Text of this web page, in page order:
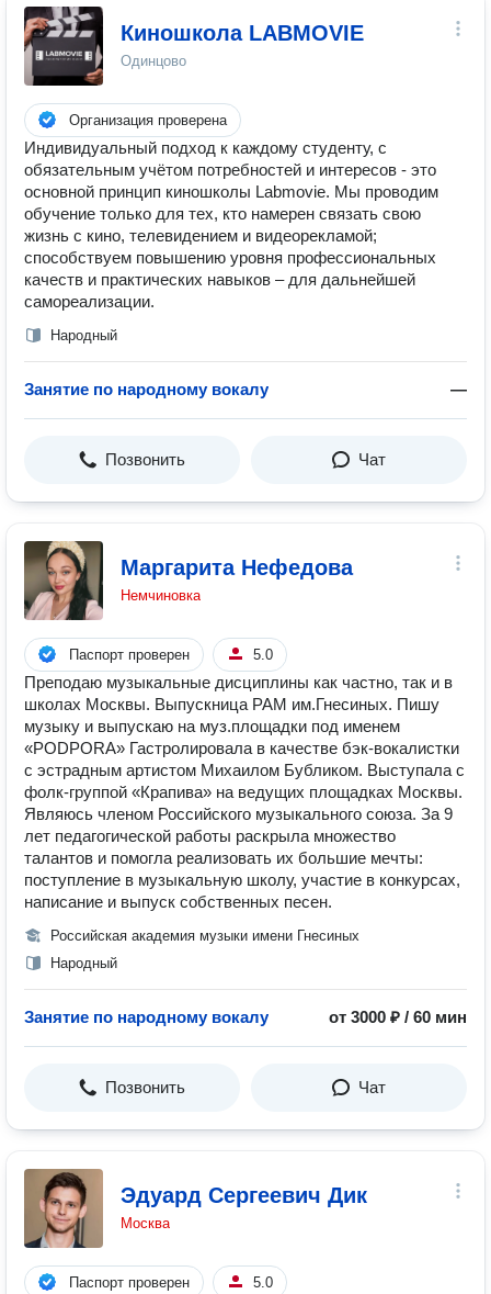
Киношкола LABMOVIE
Одинцово
Организация проверена
Индивидуальный подход к каждому студенту, с
обязательным учётом потребностей и интересов - это
основной принцип киношколы Labmovie. Мы проводим
обучение только для тех, кто намерен связать свою
жизнь с кино, телевидением и видеорекламой;
способствуем повышению уровня профессиональных
качеств и практических навыков – для дальнейшей
самореализации.
Народный
Занятие по народному вокалу —
Позвонить Чат
Маргарита Нефедова
Немчиновка
Паспорт проверен 5.0
Преподаю музыкальные дисциплины как частно, так и в
школах Москвы. Выпускница РАМ им.Гнесиных. Пишу
музыку и выпускаю на муз.площадки под именем
«PODPORA» Гастролировала в качестве бэк-вокалистки
с эстрадным артистом Михаилом Бубликом. Выступала с
фолк-группой «Крапива» на ведущих площадках Москвы.
Являюсь членом Российского музыкального союза. За 9
лет педагогической работы раскрыла множество
талантов и помогла реализовать их большие мечты:
поступление в музыкальную школу, участие в конкурсах,
написание и выпуск собственных песен.
Российская академия музыки имени Гнесиных
Народный
Занятие по народному вокалу от 3000 ₽ / 60 мин
Позвонить Чат
Эдуард Сергеевич Дик
Москва
Паспорт проверен 5.0